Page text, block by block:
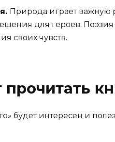
Природа играет важную
для героев.
своих чувств.
прочитать
будет интересен и